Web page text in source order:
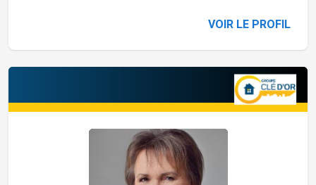
VOIR LE PROFIL